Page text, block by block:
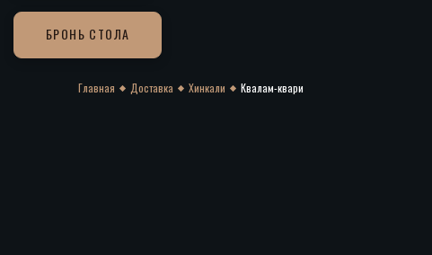
БРОНЬ СТОЛА
Главная Доставка Хинкали Квалам-квари